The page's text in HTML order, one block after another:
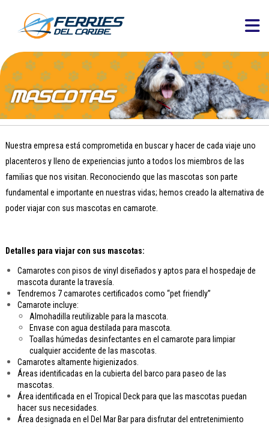
Nuestra empresa está comprometida en buscar y hacer de cada viaje uno
placenteros y lleno de experiencias junto a todos los miembros de las
familias que nos visitan. Reconociendo que las mascotas son parte
fundamental e importante en nuestras vidas; hemos creado la alternativa de
poder viajar con sus mascotas en camarote.
Detalles para viajar con sus mascotas:
Camarotes con pisos de vinyl diseñados y aptos para el hospedaje de
mascota durante la travesía.
Tendremos 7 camarotes certificados como “pet friendly”
Camarote incluye:
Almohadilla reutilizable para la mascota.
Envase con agua destilada para mascota.
Toallas húmedas desinfectantes en el camarote para limpiar
cualquier accidente de las mascotas.
Camarotes altamente higienizados.
Áreas identificadas en la cubierta del barco para paseo de las
mascotas.
Área identificada en el Tropical Deck para que las mascotas puedan
hacer sus necesidades.
Área designada en el Del Mar Bar para disfrutar del entretenimiento